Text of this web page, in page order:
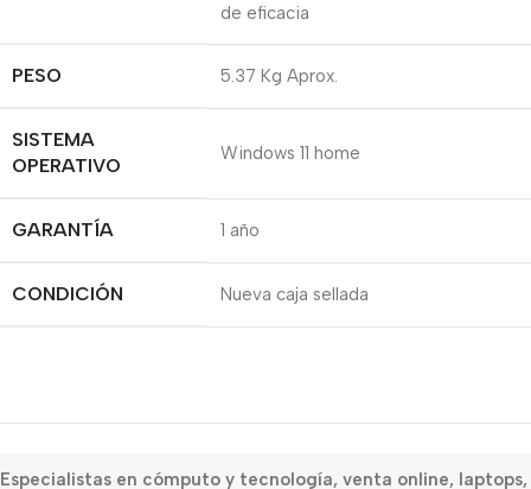
de eficacia
PESO 5.37 Kg Aprox.
SISTEMA
OPERATIVO
Windows 11 home
GARANTÍA 1 año
CONDICIÓN Nueva caja sellada
Especialistas en cómputo y tecnología, venta online, laptops,